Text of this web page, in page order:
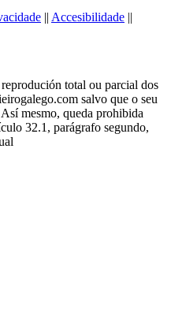
|| Accesibilidade ||
total ou parcial dos
salvo que o seu
mesmo, queda prohibida
32.1, parágrafo segundo,